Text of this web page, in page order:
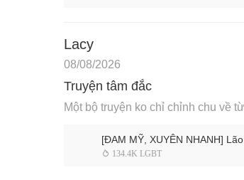
Lacy
08/08/2026
Truyện tâm đắc
Một bộ truyện ko chỉ chỉnh chu về
[ĐAM MỸ, XUYÊN NHANH]
 134.4K LGBT